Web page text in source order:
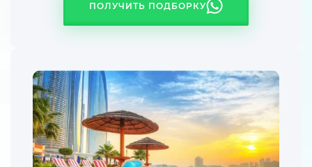
ПОЛУЧИТЬ ПОДБОРКУ